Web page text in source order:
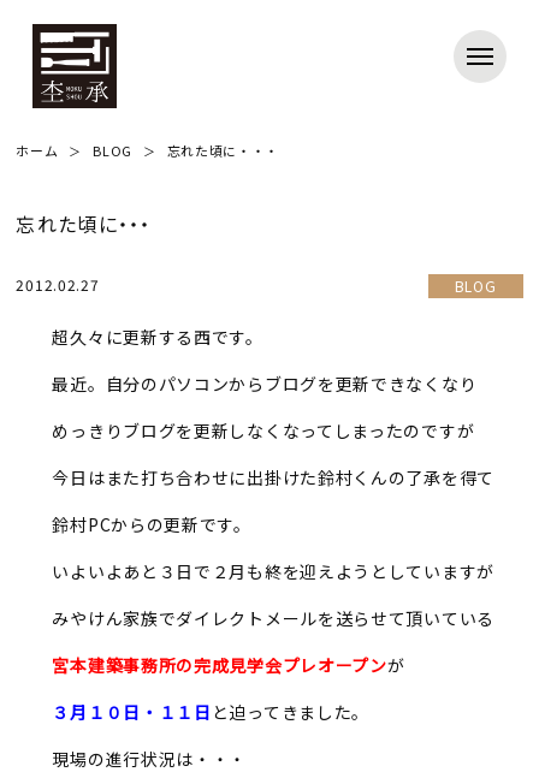
ホーム BLOG 忘れた頃に・・・
忘れた頃に・・・
2012.02.27 BLOG
超久々に更新する西です。
最近。自分のパソコンからブログを更新できなくなり
めっきりブログを更新しなくなってしまったのですが
今日はまた打ち合わせに出掛けた鈴村くんの了承を得て
鈴村PCからの更新です。
いよいよあと３日で２月も終を迎えようとしていますが
みやけん家族でダイレクトメールを送らせて頂いている
宮本建築事務所の完成見学会プレオープンが
３月１０日・１１日 と迫ってきました。
現場の進行状況は・・・